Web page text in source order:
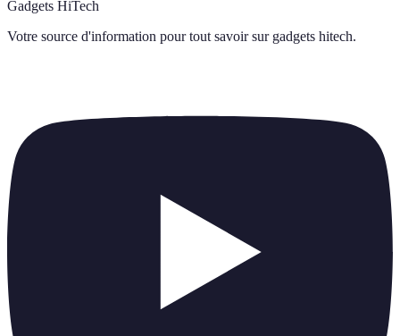
Gadgets HiTech
Votre source d'information pour tout savoir sur gadgets hitech.